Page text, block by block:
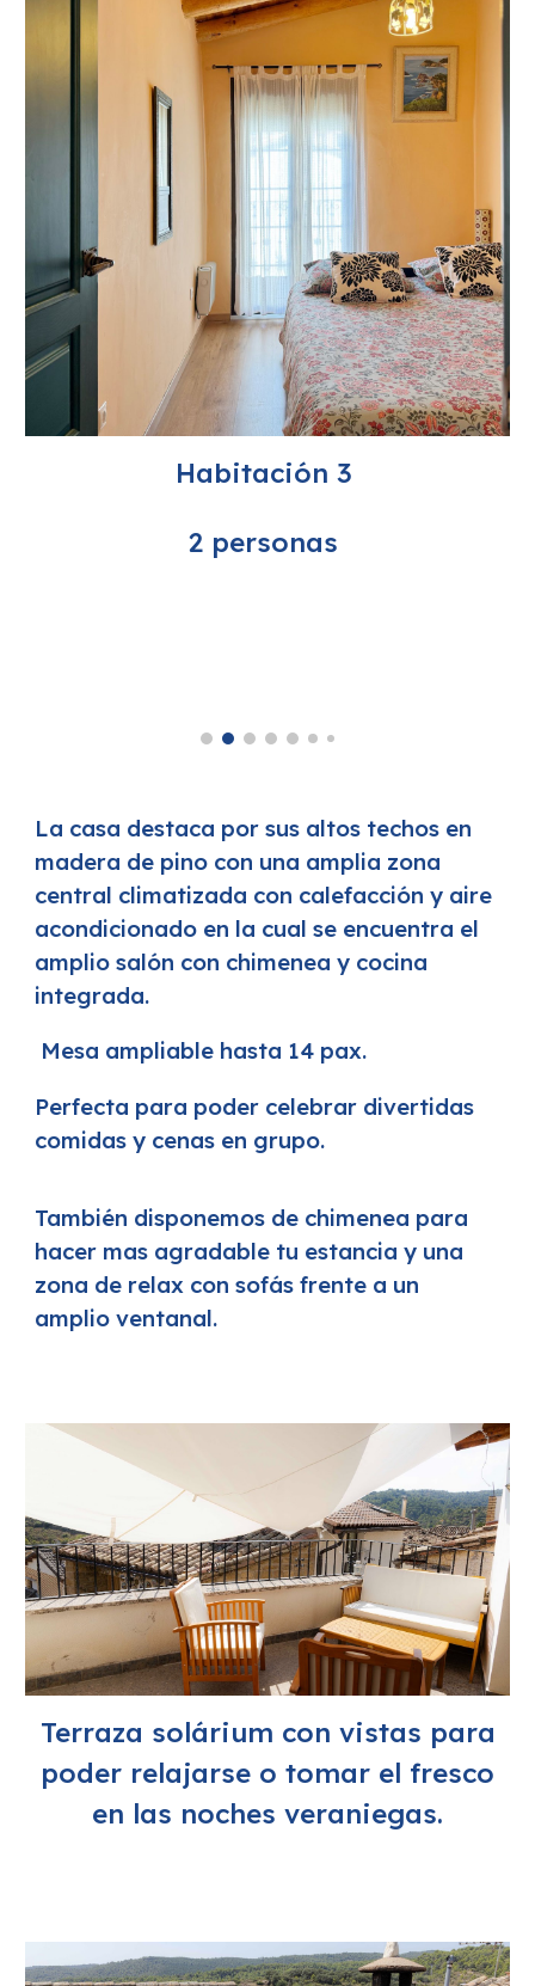
Habitación 3
2 personas
La casa destaca por sus altos techos en
madera de pino con una amplia zona
central climatizada con calefacción y aire
acondicionado en la cual se encuentra el
amplio salón con chimenea y cocina
integrada.
Mesa ampliable hasta 14 pax.
Perfecta para poder celebrar divertidas
comidas y cenas en grupo.
También disponemos de chimenea para
hacer mas agradable tu estancia y una
zona de relax con sofás frente a un
amplio ventanal.
Terraza solárium con vistas para
poder relajarse o tomar el fresco
en las noches veraniegas.